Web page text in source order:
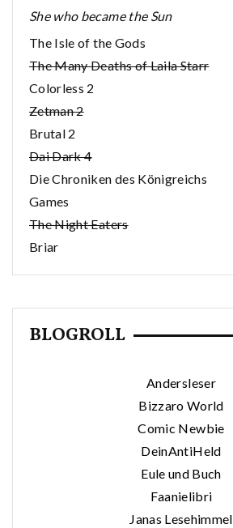
She who became the Sun
The Isle of the Gods
The Many Deaths of Laila Starr
Colorless 2
Zetman 2
Brutal 2
Dai Dark 4
Die Chroniken des Königreichs
Games
The Night Eaters
Briar
BLOGROLL
Andersleser
Bizzaro World
Comic Newbie
DeinAntiHeld
Eule und Buch
Faanielibri
Janas Lesehimmel